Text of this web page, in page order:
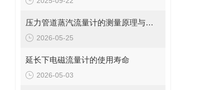
压力管道蒸汽流量计的测量原理与日常维护操作规范
2026-05-25
延长下电磁流量计的使用寿命
2026-05-03